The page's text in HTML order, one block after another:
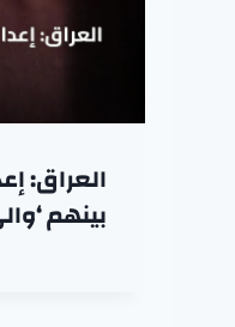
العراق:
بينهم